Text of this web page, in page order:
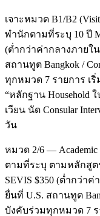
เจาะหมวด B1/B2
พำนักตามที่ระบุ 10 ปี
(ต่ำกว่าค่ากลางภายใน
สถานทูต Bangkok /
ทุกหมวด 7 รายการ เ
“หลักฐาน Household
เวียน นัด Consular
วัน
หมวด 2/6 — Academic
ตามที่ระบุ ตามหลักสูตร
SEVIS $350 (ต่ำกว่าค่
ยื่นที่ U.S. สถานทูต
บังคับร่วมทุกหมวด 7 ร